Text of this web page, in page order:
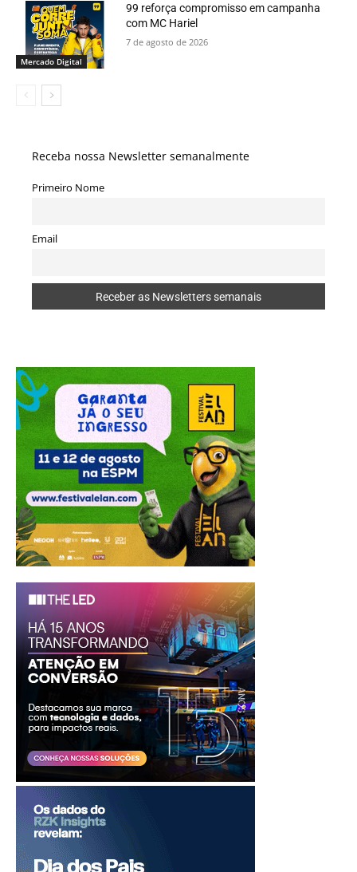
Mercado Digital
99 reforça compromisso em campanha
com MC Hariel
7 de agosto de 2026
Receba nossa Newsletter semanalmente
Primeiro Nome
Email